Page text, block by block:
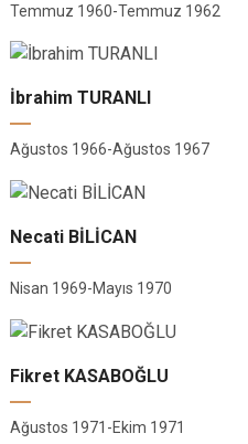
Temmuz 1960-Temmuz 1962
İbrahim TURANLI
Ağustos 1966-Ağustos 1967
Necati BİLİCAN
Nisan 1969-Mayıs 1970
Fikret KASABOĞLU
Ağustos 1971-Ekim 1971